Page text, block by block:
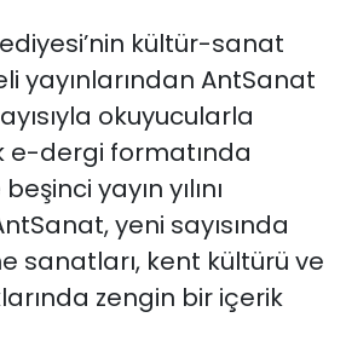
kültür-sanat
yayınlarından AntSanat
okuyucularla
e-dergi formatında
yayın yılını
yeni sayısında
sanatları, kent kültürü ve
zengin bir içerik